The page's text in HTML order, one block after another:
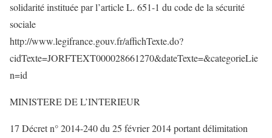
solidarité instituée par l’article L. 651-1 du code de la sécurité
sociale
http://www.legifrance.gouv.fr/affichTexte.do?
cidTexte=JORFTEXT000028661270&dateTexte=&categorieLie
n=id
MINISTERE DE L’INTERIEUR
17 Décret n° 2014-240 du 25 février 2014 portant délimitation